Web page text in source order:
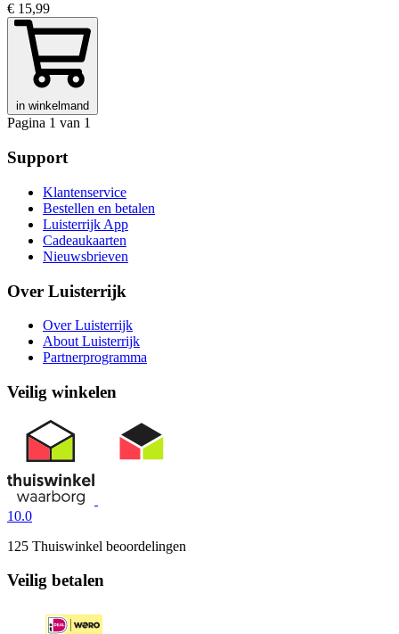
€ 15,99
in winkelmand
Pagina 1 van 1
Support
Klantenservice
Bestellen en betalen
Luisterrijk App
Cadeaukaarten
Nieuwsbrieven
Over Luisterrijk
Over Luisterrijk
About Luisterrijk
Partnerprogramma
Veilig winkelen
10.0
125 Thuiswinkel beoordelingen
Veilig betalen